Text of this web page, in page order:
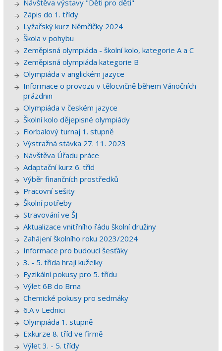
Návštěva výstavy "Děti pro děti"
Zápis do 1. třídy
Lyžařský kurz Němčičky 2024
Škola v pohybu
Zeměpisná olympiáda - školní kolo, kategorie A a C
Zeměpisná olympiáda kategorie B
Olympiáda v anglickém jazyce
Informace o provozu v tělocvičně během Vánočních
prázdnin
Olympiáda v českém jazyce
Školní kolo dějepisné olympiády
Florbalový turnaj 1. stupně
Výstražná stávka 27. 11. 2023
Návštěva Úřadu práce
Adaptační kurz 6. tříd
Výběr finančních prostředků
Pracovní sešity
Školní potřeby
Stravování ve ŠJ
Aktualizace vnitřního řádu školní družiny
Zahájení školního roku 2023/2024
Informace pro budoucí šesťáky
3. - 5. třída hrají kuželky
Fyzikální pokusy pro 5. třídu
Výlet 6B do Brna
Chemické pokusy pro sedmáky
6.A v Lednici
Olympiáda 1. stupně
Exkurze 8. tříd ve firmě
Výlet 3. - 5. třídy